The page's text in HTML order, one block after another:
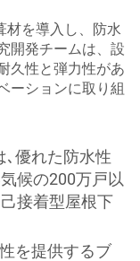
材を導入し、防水
開発チームは、設
久性と弾力性があ
ーションに取り組
､優れた防水性
候の200万戸以
接着型屋根下
を提供するブ